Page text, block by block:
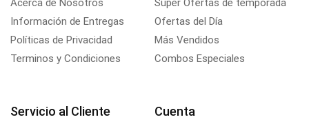
Acerca de Nosotros
Información de Entregas
Políticas de Privacidad
Terminos y Condiciones
Super Ofertas de temporada
Ofertas del Día
Más Vendidos
Combos Especiales
Servicio al Cliente Cuenta